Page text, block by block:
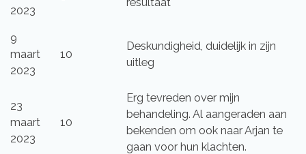
2023
9
maart
2023
10
Deskundigheid, duidelijk in zijn
uitleg
23
maart
2023
10
Erg tevreden over mijn
behandeling. Al aangeraden aan
bekenden om ook naar Arjan te
gaan voor hun klachten.